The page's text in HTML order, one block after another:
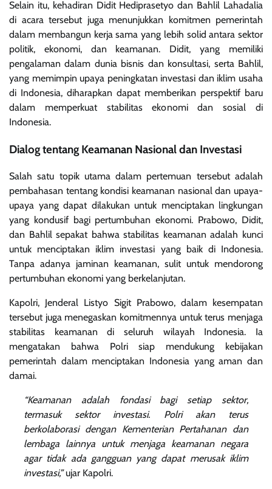
Selain itu, kehadiran Didit Hediprasetyo dan Bahlil Lahadalia
di acara tersebut juga menunjukkan komitmen pemerintah
dalam membangun kerja sama yang lebih solid antara sektor
politik, ekonomi, dan keamanan. Didit, yang memiliki
pengalaman dalam dunia bisnis dan konsultasi, serta Bahlil,
yang memimpin upaya peningkatan investasi dan iklim usaha
di Indonesia, diharapkan dapat memberikan perspektif baru
dalam memperkuat stabilitas ekonomi dan sosial di
Indonesia.
Dialog tentang Keamanan Nasional dan Investasi
Salah satu topik utama dalam pertemuan tersebut adalah
pembahasan tentang kondisi keamanan nasional dan upaya-
upaya yang dapat dilakukan untuk menciptakan lingkungan
yang kondusif bagi pertumbuhan ekonomi. Prabowo, Didit,
dan Bahlil sepakat bahwa stabilitas keamanan adalah kunci
untuk menciptakan iklim investasi yang baik di Indonesia.
Tanpa adanya jaminan keamanan, sulit untuk mendorong
pertumbuhan ekonomi yang berkelanjutan.
Kapolri, Jenderal Listyo Sigit Prabowo, dalam kesempatan
tersebut juga menegaskan komitmennya untuk terus menjaga
stabilitas keamanan di seluruh wilayah Indonesia. Ia
mengatakan bahwa Polri siap mendukung kebijakan
pemerintah dalam menciptakan Indonesia yang aman dan
damai.
“Keamanan adalah fondasi bagi setiap sektor,
termasuk sektor investasi. Polri akan terus
berkolaborasi dengan Kementerian Pertahanan dan
lembaga lainnya untuk menjaga keamanan negara
agar tidak ada gangguan yang dapat merusak iklim
investasi,”ujar Kapolri.